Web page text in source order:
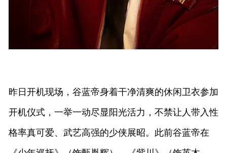
昨日开机现场，谷蓝帝身着干净清爽的休闲卫衣参加
开机仪式，一举一动尽显阳光活力，不禁让人带入性
格率真可爱、武艺高强的少侠展昭。此前谷蓝帝在